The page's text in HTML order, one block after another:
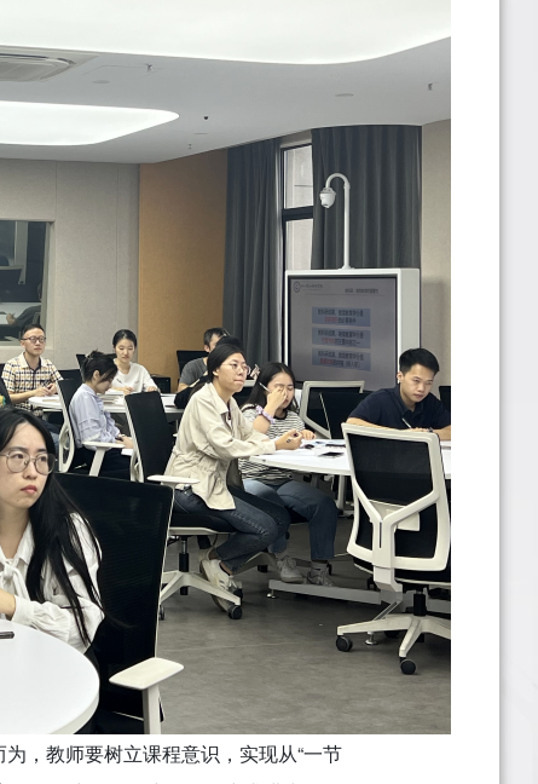
，教师要树立课程意识，实现从“一节